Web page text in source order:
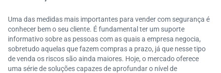
Uma das medidas mais importantes para vender com segurança é
conhecer bem o seu cliente. É fundamental ter um suporte
informativo sobre as pessoas com as quais a empresa negocia,
sobretudo aquelas que fazem compras a prazo, já que nesse tipo
de venda os riscos são ainda maiores. Hoje, o mercado oferece
uma série de soluções capazes de aprofundar o nível de